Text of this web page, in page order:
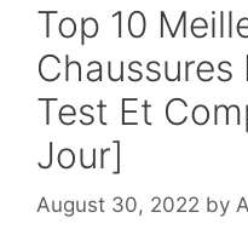
Top 10
Chaussures
Test Et
Jour]
August 30, 2022 by